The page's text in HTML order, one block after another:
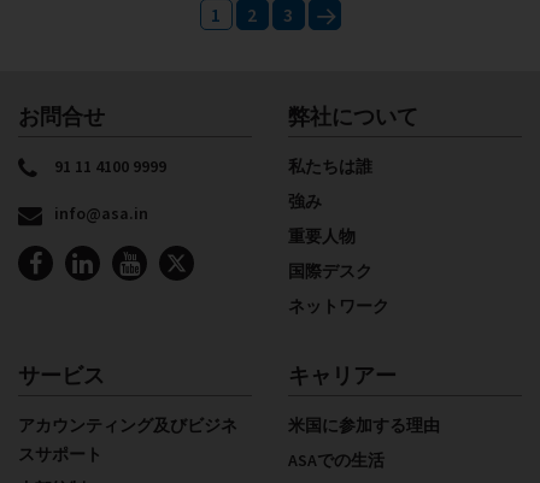
1 2
3
お問合せ
91 11 4100 9999
info@asa.in
弊社について
私たちは誰
強み
重要人物
国際デスク
ネットワーク
サービス
アカウンティング及びビジネ
スサポート
キャリアー
米国に参加する理由
ASAでの生活